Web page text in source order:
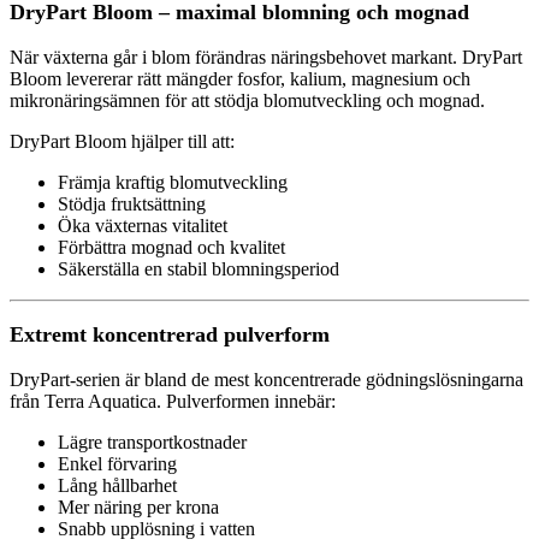
DryPart Bloom – maximal blomning och mognad
När växterna går i blom förändras näringsbehovet markant. DryPart
Bloom levererar rätt mängder fosfor, kalium, magnesium och
mikronäringsämnen för att stödja blomutveckling och mognad.
DryPart Bloom hjälper till att:
Främja kraftig blomutveckling
Stödja fruktsättning
Öka växternas vitalitet
Förbättra mognad och kvalitet
Säkerställa en stabil blomningsperiod
Extremt koncentrerad pulverform
DryPart-serien är bland de mest koncentrerade gödningslösningarna
från Terra Aquatica. Pulverformen innebär:
Lägre transportkostnader
Enkel förvaring
Lång hållbarhet
Mer näring per krona
Snabb upplösning i vatten